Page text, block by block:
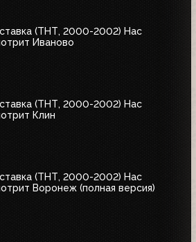
(ТНТ, 2000-2002) Нас
Иваново
(ТНТ, 2000-2002) Нас
Клин
(ТНТ, 2000-2002) Нас
Воронеж (полная версия)